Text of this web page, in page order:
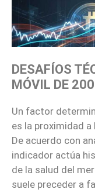
DESAFÍOS
MÓVIL DE
Un factor
es la proximidad a
De acuerdo con
indicador actúa
de la salud del
suele preceder a